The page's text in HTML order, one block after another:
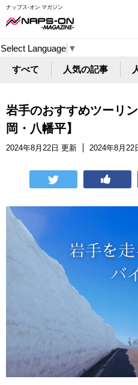
ナップス-オン マガジン
Select Language ▼
すべて 人気の記事
岩手のおすすめツーリ
岡・八幡平】
2024年8月22日 更新 2024年8月22